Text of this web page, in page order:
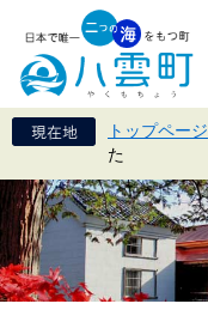
頭
で
飛
ば
て
本
文
へ
トップページ
た